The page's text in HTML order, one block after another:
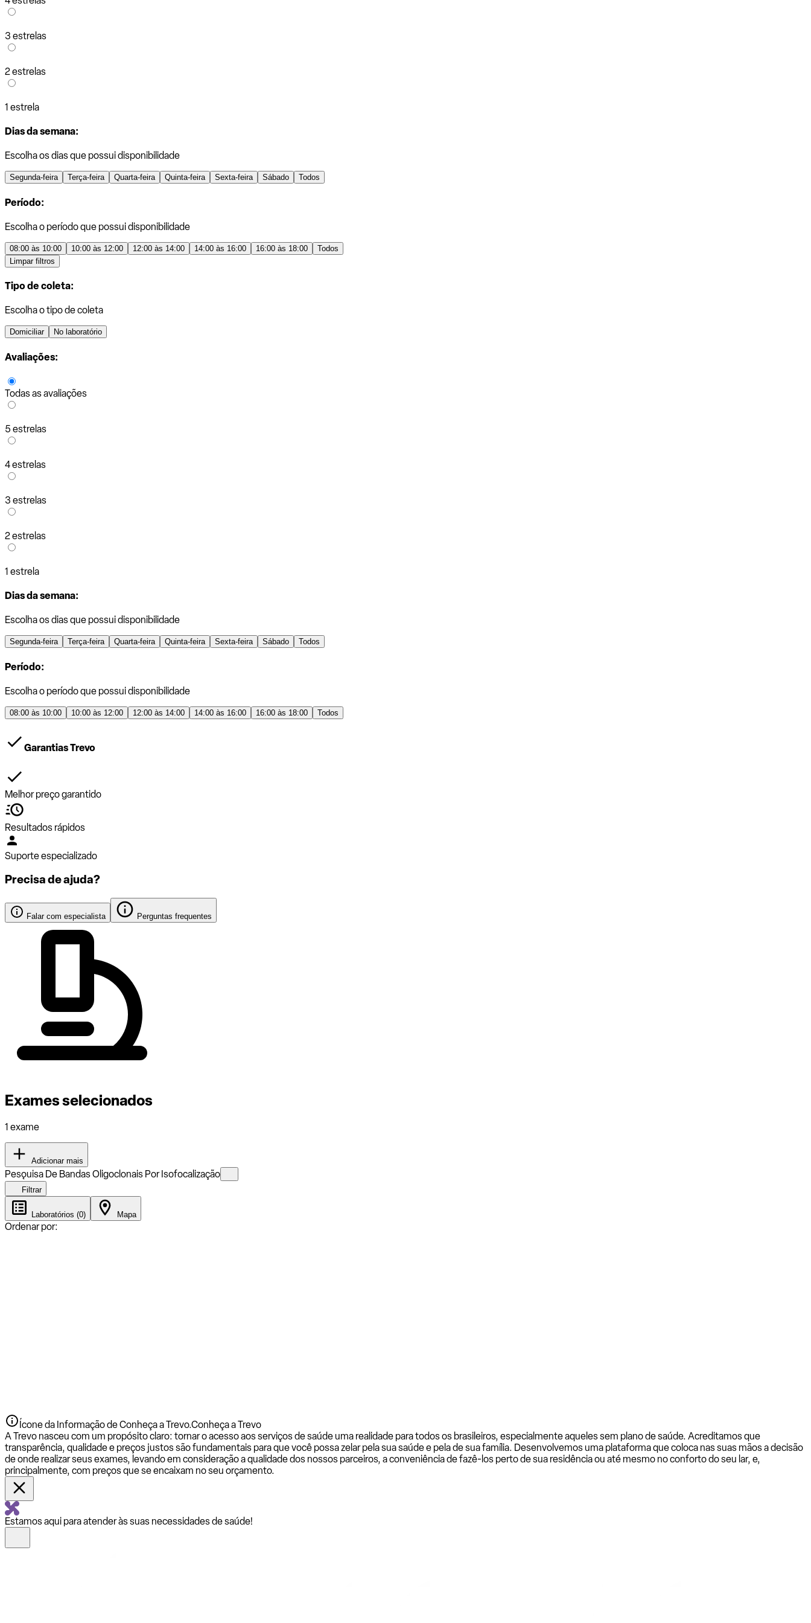
3 estrelas
2 estrelas
1 estrela
Dias da semana:
Escolha os dias que possui disponibilidade
Segunda-feira Terça-feira Quarta-feira Quinta-feira Sexta-feira Sábado Todos
Período:
Escolha o período que possui disponibilidade
08:00 às 10:00 10:00 às 12:00 12:00 às 14:00 14:00 às 16:00 16:00 às 18:00
Todos
Limpar filtros
Tipo de coleta:
Escolha o tipo de coleta
Domiciliar No laboratório
Avaliações:
Todas as avaliações
5 estrelas
4 estrelas
3 estrelas
2 estrelas
1 estrela
Dias da semana:
Escolha os dias que possui disponibilidade
Segunda-feira Terça-feira Quarta-feira Quinta-feira Sexta-feira Sábado Todos
Período:
Escolha o período que possui disponibilidade
08:00 às 10:00 10:00 às 12:00 12:00 às 14:00 14:00 às 16:00 16:00 às 18:00 Todos
Garantias Trevo
Melhor preço garantido
Resultados rápidos
Suporte especializado
Precisa de ajuda?
Falar com especialista Perguntas frequentes
Exames selecionados
1 exame
Adicionar mais
Pesǫuisa De Bandas Oligoclonais Por Isofocalização
Filtrar
Laboratórios (0) Mapa
Ordenar por:
Ícone da Informação de Conheça a Trevo.Conheça a Trevo
A Trevo nasceu com um propósito claro: tornar o acesso aos serviços de saúde uma realidade para todos os brasileiros, especialmente aqueles sem plano de saúde. Acreditamos que
transparência, qualidade e preços justos são fundamentais para que você possa zelar pela sua saúde e pela de sua família. Desenvolvemos uma plataforma que coloca nas suas mãos a decisão
de onde realizar seus exames, levando em consideração a qualidade dos nossos parceiros, a conveniência de fazê-los perto de sua residência ou até mesmo no conforto do seu lar, e,
principalmente, com preços que se encaixam no seu orçamento.
Estamos aqui para atender às suas necessidades de saúde!